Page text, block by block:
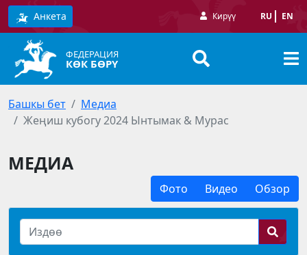
Анкета Кирүү RU EN
ФЕДЕРАЦИЯ
КӨК БӨРҮ
Башкы бет
Медиа
Жеңиш кубогу 2024 Ынтымак & Мурас
МЕДИА
Фото Видео Обзор